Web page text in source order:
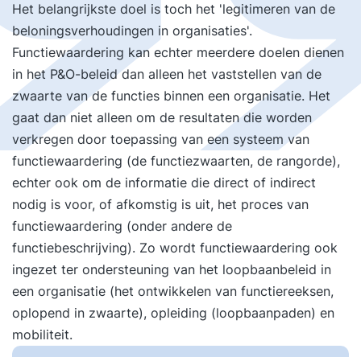
Het belangrijkste doel is toch het 'legitimeren van de
beloningsverhoudingen in organisaties'.
Functiewaardering kan echter meerdere doelen dienen
in het P&O-beleid dan alleen het vaststellen van de
zwaarte van de functies binnen een organisatie. Het
gaat dan niet alleen om de resultaten die worden
verkregen door toepassing van een systeem van
functiewaardering (de functiezwaarten, de rangorde),
echter ook om de informatie die direct of indirect
nodig is voor, of afkomstig is uit, het proces van
functiewaardering (onder andere de
functiebeschrijving). Zo wordt functiewaardering ook
ingezet ter ondersteuning van het loopbaanbeleid in
een organisatie (het ontwikkelen van functiereeksen,
oplopend in zwaarte), opleiding (loopbaanpaden) en
mobiliteit.